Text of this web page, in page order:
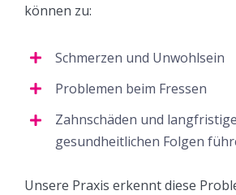
können zu:
Schmerzen und Unwohlsein
Problemen beim Fressen
Zahnschäden und
gesundheitlichen Folgen
Unsere Praxis erkennt diese